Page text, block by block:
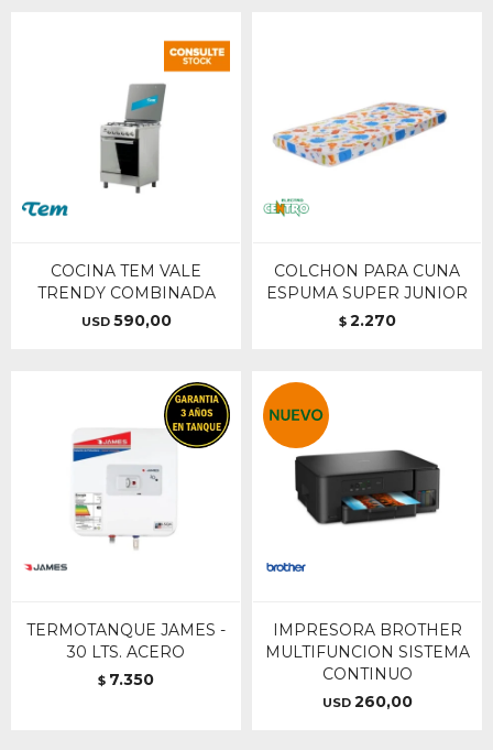
COCINA TEM VALE
TRENDY COMBINADA
USD 590,00
COLCHON PARA CUNA
ESPUMA SUPER JUNIOR
$ 2.270
TERMOTANQUE JAMES -
30 LTS. ACERO
$ 7.350
IMPRESORA BROTHER
MULTIFUNCION SISTEMA
CONTINUO
USD 260,00